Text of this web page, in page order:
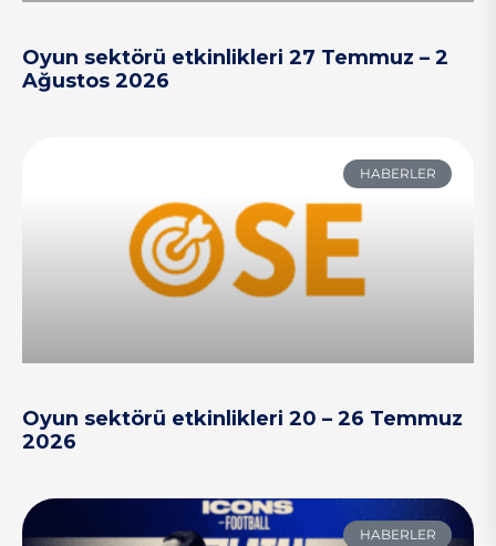
Oyun sektörü etkinlikleri 27 Temmuz – 2
Ağustos 2026
HABERLER
Oyun sektörü etkinlikleri 20 – 26 Temmuz
2026
HABERLER